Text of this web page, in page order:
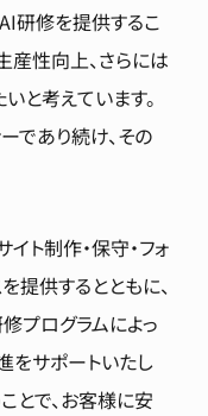
研修を提供するこ
産性向上、さらには
と考えています。
であり続け、その
ト制作・保守・フォ
提供するとともに、
プログラムによっ
をサポートいたし
とで、お客様に安